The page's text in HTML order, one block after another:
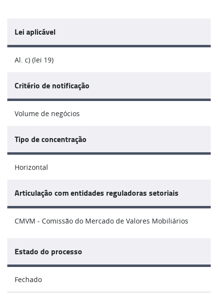
Lei aplicável
Al. c) (lei 19)
Critério de notificação
Volume de negócios
Tipo de concentração
Horizontal
Articulação com entidades reguladoras setoriais
CMVM - Comissão do Mercado de Valores Mobiliários
Estado do processo
Fechado